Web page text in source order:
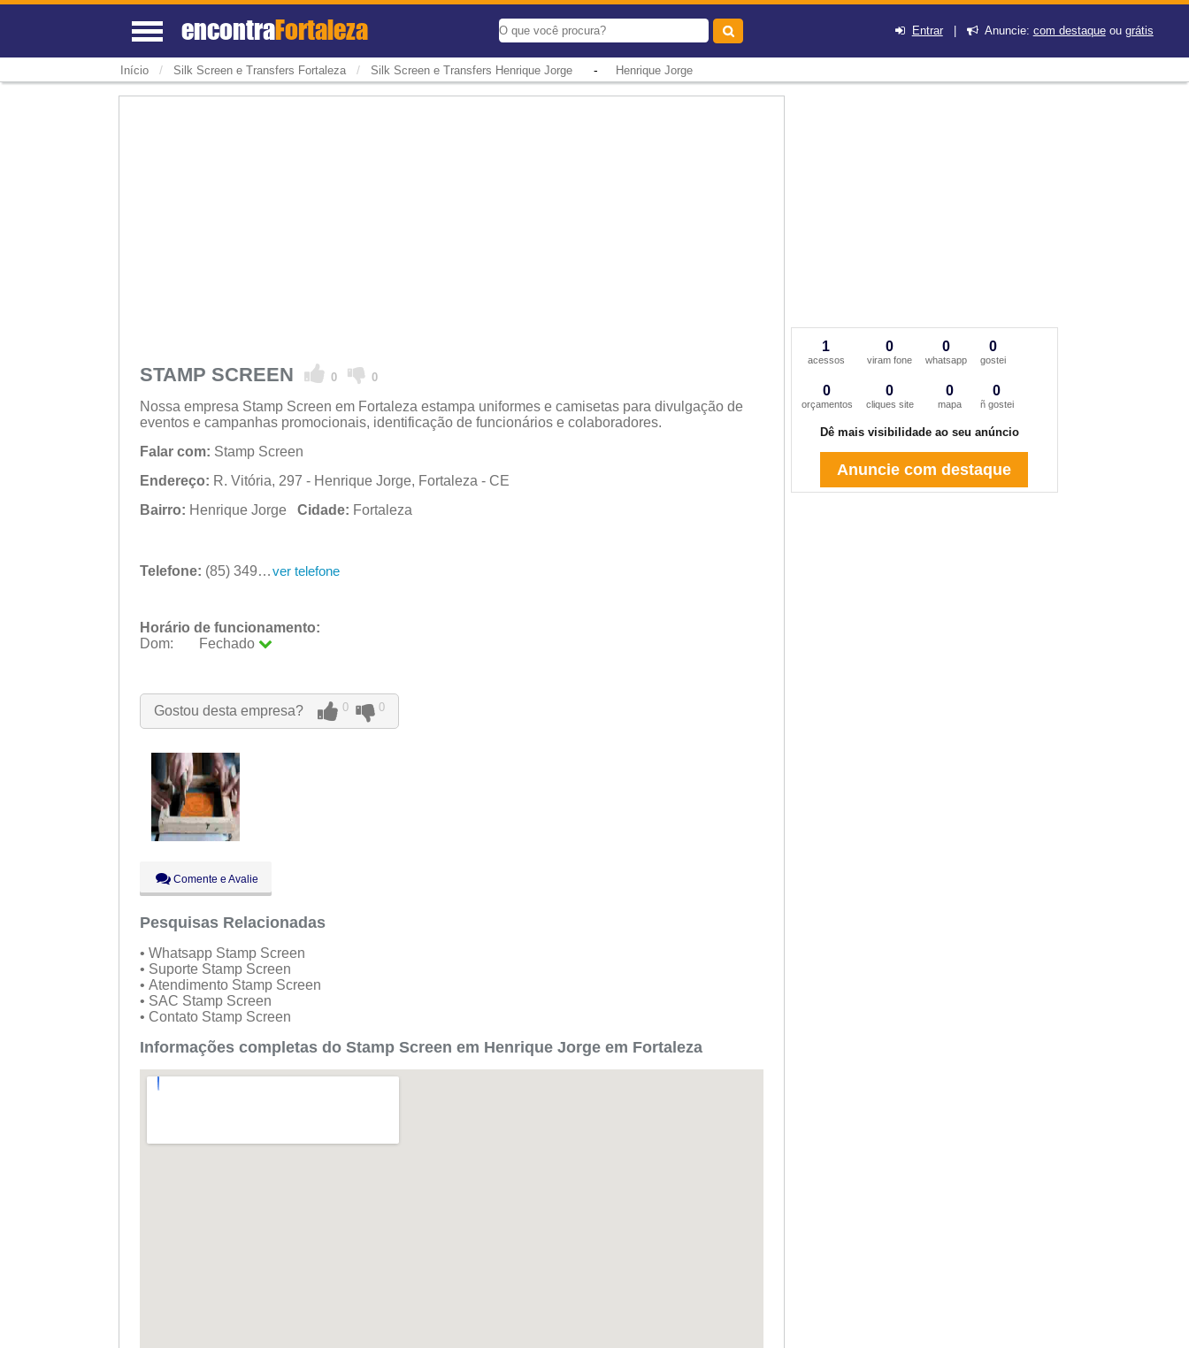
encontraFortaleza Entrar| Anuncie: com destaqueou grátis
Início / Silk Screen e Transfers Fortaleza / Silk Screen e Transfers Henrique Jorge- Henrique Jorge
STAMP SCREEN 0 0
Nossa empresa Stamp Screen em Fortaleza estampa uniformes e camisetas para divulgação de
eventos e campanhas promocionais, identificação de funcionários e colaboradores.
Falar com: Stamp Screen
Endereço: R. Vitória, 297 - Henrique Jorge, Fortaleza - CE
Bairro: Henrique Jorge Cidade: Fortaleza
Telefone: (85) 3496-6920 ver telefone
Horário de funcionamento:
Dom:
Fechado
Qua:
09:00 - 18:00
Qui:
09:00 - 18:00
Sáb:
Fechado
Dom:
Fechado
Gostou desta empresa? 0 0
Comente e Avalie
Pesquisas Relacionadas
• Whatsapp Stamp Screen
• Suporte Stamp Screen
• Atendimento Stamp Screen
• SAC Stamp Screen
• Contato Stamp Screen
Informações completas do Stamp Screen em Henrique Jorge em Fortaleza
1
acessos
0
viram fone
0
whatsapp
0
gostei
0
orçamentos
0
cliques site
0
mapa
0
ñ gostei
Dê mais visibilidade ao seu anúncio
Anuncie com destaque